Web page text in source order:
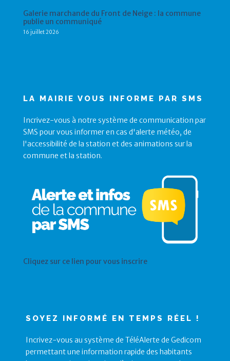
Galerie marchande du Front de Neige : la commune
publie un communiqué
16 juillet 2026
LA MAIRIE VOUS INFORME PAR SMS
Incrivez-vous à notre système de communication par
SMS pour vous informer en cas d'alerte météo, de
l'accessibilité de la station et des animations sur la
commune et la station.
Cliquez sur ce lien pour vous inscrire
SOYEZ INFORMÉ EN TEMPS RÉEL !
Incrivez-vous au système de TéléAlerte de Gedicom
permettant une information rapide des habitants